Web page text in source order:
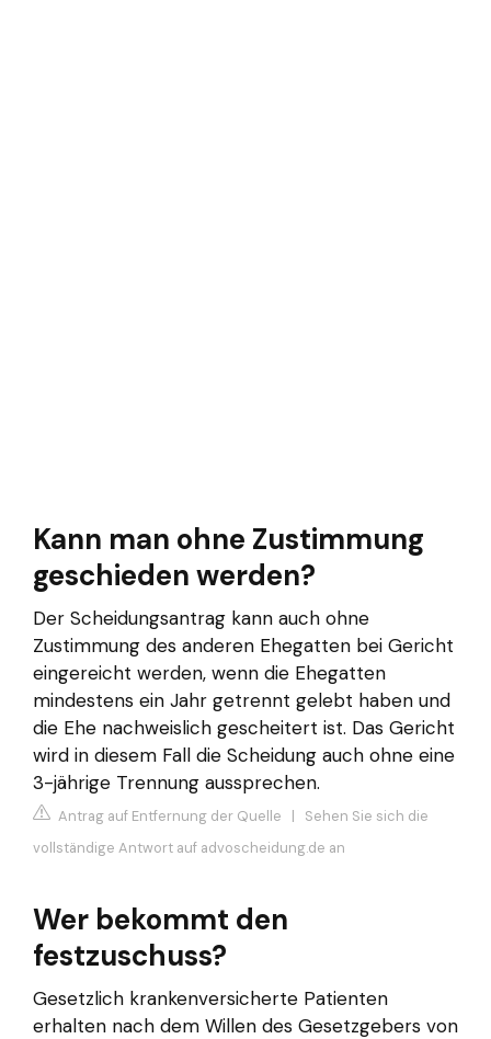
Kann man ohne Zustimmung
geschieden werden?
Der Scheidungsantrag kann auch ohne
Zustimmung des anderen Ehegatten bei Gericht
eingereicht werden, wenn die Ehegatten
mindestens ein Jahr getrennt gelebt haben und
die Ehe nachweislich gescheitert ist. Das Gericht
wird in diesem Fall die Scheidung auch ohne eine
3-jährige Trennung aussprechen.
Antrag auf Entfernung der Quelle | Sehen Sie sich die
vollständige Antwort auf advoscheidung.de an
Wer bekommt den
festzuschuss?
Gesetzlich krankenversicherte Patienten
erhalten nach dem Willen des Gesetzgebers von